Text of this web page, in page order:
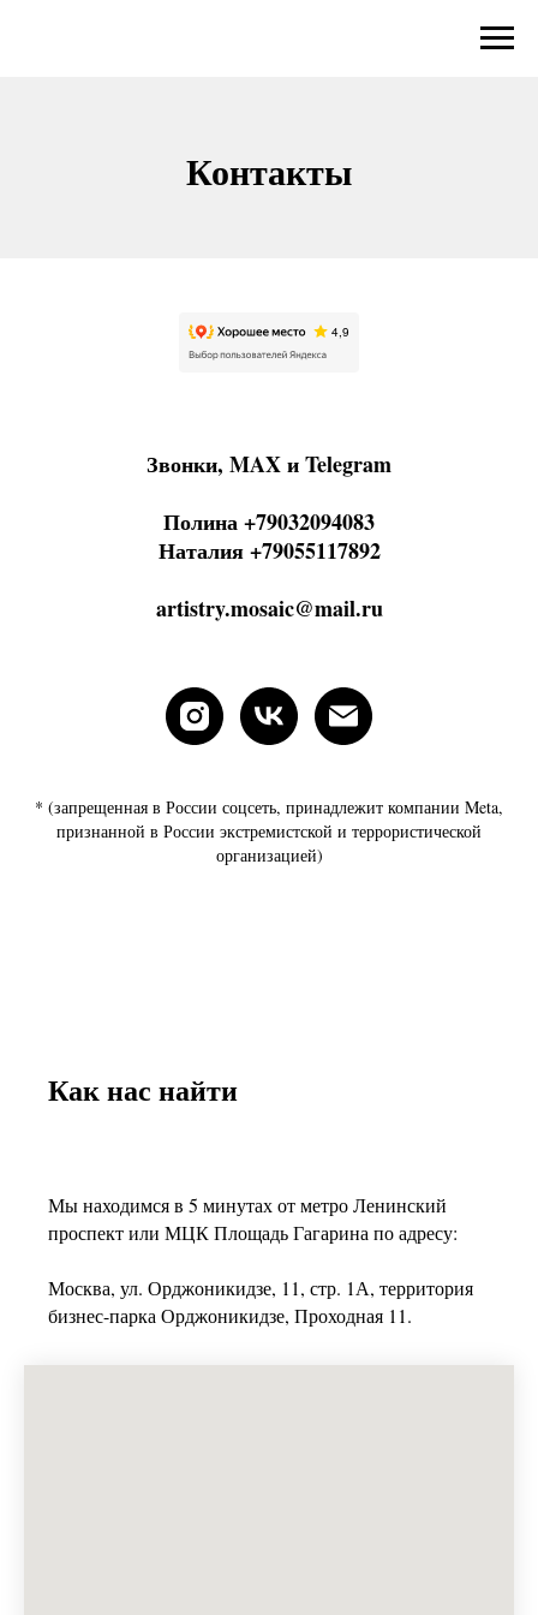
Контакты
Звонки, MAX и Telegram
Полина +79032094083
Наталия+79055117892
artistry.mosaic@mail.ru
* (запрещенная в России соцсеть, принадлежит компании Meta,
признанной в России экстремистской и террористической
организацией)
Как нас найти
Мы находимся в 5 минутах от метро Ленинский
проспект или МЦК Площадь Гагарина по адресу:
Москва, ул. Орджоникидзе, 11, стр. 1А, территория
бизнес-парка Орджоникидзе, Проходная 11.